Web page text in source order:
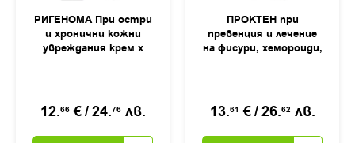
РИГЕНОМА При остри
и хронични кожни
увреждания крем х
12.66 €/24.76 лв.
ПРОКТЕН при
превенция и лечение
на фисури, хемороиди,
40мл
13.61 €/26.62 лв.